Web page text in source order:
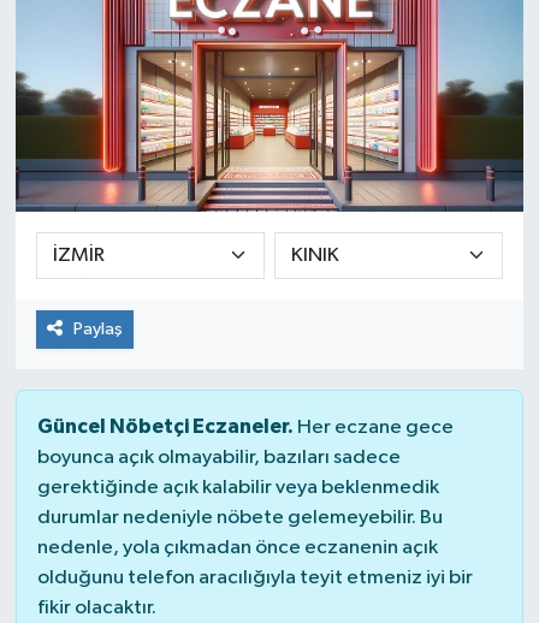
Paylaş
Güncel Nöbetçi Eczaneler. Her eczane gece
boyunca açık olmayabilir, bazıları sadece
gerektiğinde açık kalabilir veya beklenmedik
durumlar nedeniyle nöbete gelemeyebilir. Bu
nedenle, yola çıkmadan önce eczanenin açık
olduğunu telefon aracılığıyla teyit etmeniz iyi bir
fikir olacaktır.
Haber Arşivi